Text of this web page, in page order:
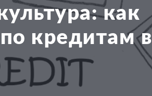
как
кредитам в